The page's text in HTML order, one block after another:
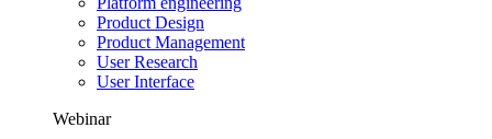
Product Design
Product Management
User Research
User Interface
Webinar